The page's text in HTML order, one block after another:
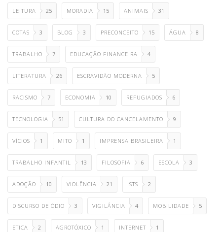
LEITURA 25 MORADIA 15 ANIMAIS 31
COTAS 3 BLOG 3 PRECONCEITO 15 ÁGUA 8
TRABALHO 7 EDUCAÇÃO FINANCEIRA 4
LITERATURA 26 ESCRAVIDÃO MODERNA 5
RACISMO 7 ECONOMIA 10 REFUGIADOS 6
TECNOLOGIA 51 CULTURA DO CANCELAMENTO 9
VÍCIOS 1 MITO 1 IMPRENSA BRASILEIRA 1
TRABALHO INFANTIL 13 FILOSOFIA 6 ESCOLA 3
ADOÇÃO 10 VIOLÊNCIA 21 ISTS 2
DISCURSO DE ÓDIO 3 VIGILÂNCIA 4 MOBILIDADE 5
ETICA 2 AGROTÓXICO 1 INTERNET 1